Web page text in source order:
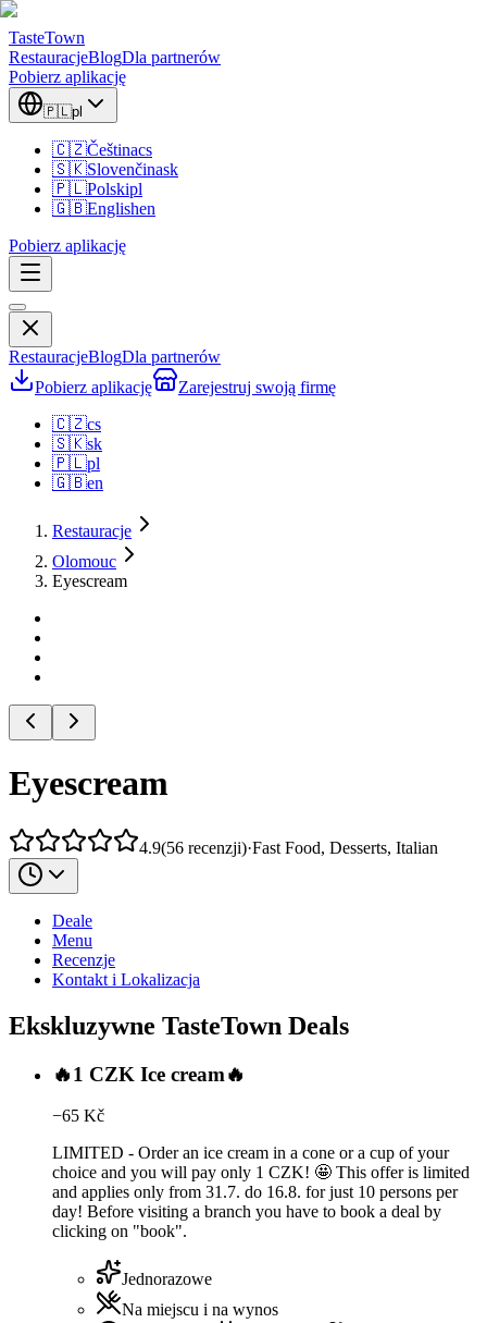
TasteTown
RestauracjeBlogDla partnerów
Pobierz aplikację
🇵🇱pl
🇨🇿Češtinacs
🇸🇰Slovenčinask
🇵🇱Polskipl
🇬🇧Englishen
Pobierz aplikację
RestauracjeBlogDla partnerów
Pobierz aplikację
Zarejestruj swoją firmę
🇨🇿cs
🇸🇰sk
🇵🇱pl
🇬🇧en
Restauracje
Olomouc
Eyescream
Eyescream
4.9(56 recenzji)·Fast Food, Desserts, Italian
Deale
Menu
Recenzje
Kontakt i Lokalizacja
Ekskluzywne TasteTown Deals
🔥1 CZK Ice cream🔥
−65 Kč
LIMITED - Order an ice cream in a cone or a cup of your
choice and you will pay only 1 CZK! 🤩 This offer is limited
and applies only from 31.7. do 16.8. for just 10 persons per
day! Before visiting a branch you have to book a deal by
clicking on "book".
Jednorazowe
Na miejscu i na wynos